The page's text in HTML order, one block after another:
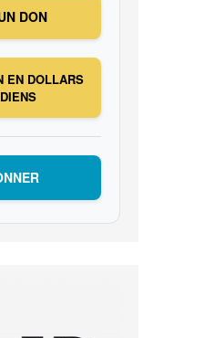
DON
EN DOLLARS